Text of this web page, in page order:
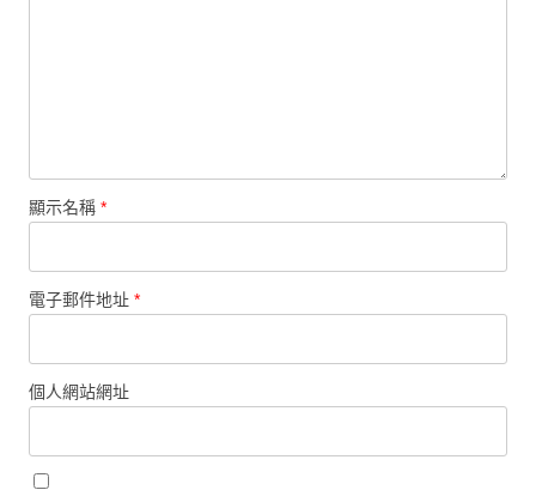
顯示名稱 *
電子郵件地址 *
個人網站網址